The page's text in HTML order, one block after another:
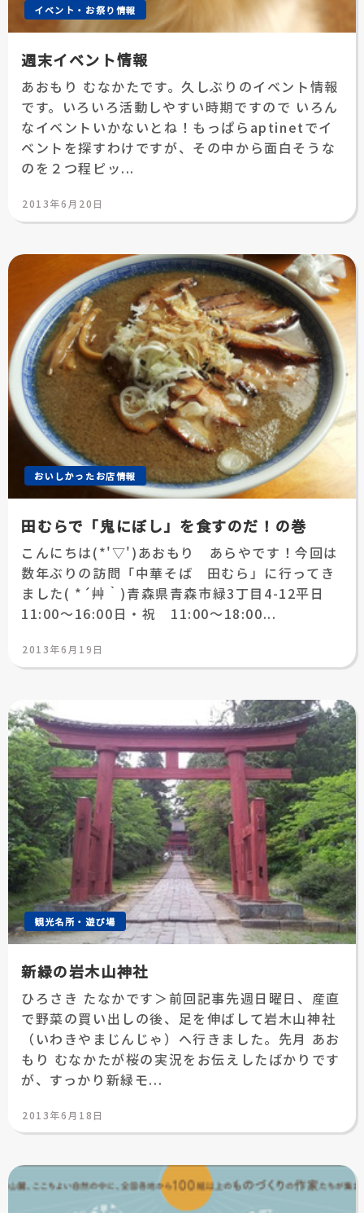
イベント・お祭り情報
週末イベント情報
あおもり むなかたです。久しぶりのイベント情報
です。いろいろ活動しやすい時期ですので いろん
なイベントいかないとね！もっぱらaptinetでイ
ベントを探すわけですが、その中から面白そうな
のを２つ程ピッ...
投
日:
2013年6月20日
おいしかったお店情報
田むらで「鬼にぼし」を食すのだ！の巻
こんにちは(*'▽')あおもり あらやです！今回は
数年ぶりの訪問「中華そば 田むら」に行ってき
ました( *´艸｀)青森県青森市緑3丁目4-12平日
11:00～16:00日・祝 11:00～18:00...
投
日:
2013年6月19日
観光名所・遊び場
新緑の岩木山神社
ひろさき たなかです＞前回記事先週日曜日、産直
で野菜の買い出しの後、足を伸ばして岩木山神社
（いわきやまじんじゃ）へ行きました。先月 あお
もり むなかたが桜の実況をお伝えしたばかりです
が、すっかり新緑モ...
投
日:
2013年6月18日